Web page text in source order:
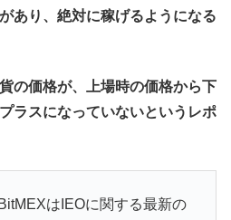
あり、絶対に稼げるようになる
の価格が、上場時の価格から下
ラスになっていないというレポ
はIEOに関する最新の